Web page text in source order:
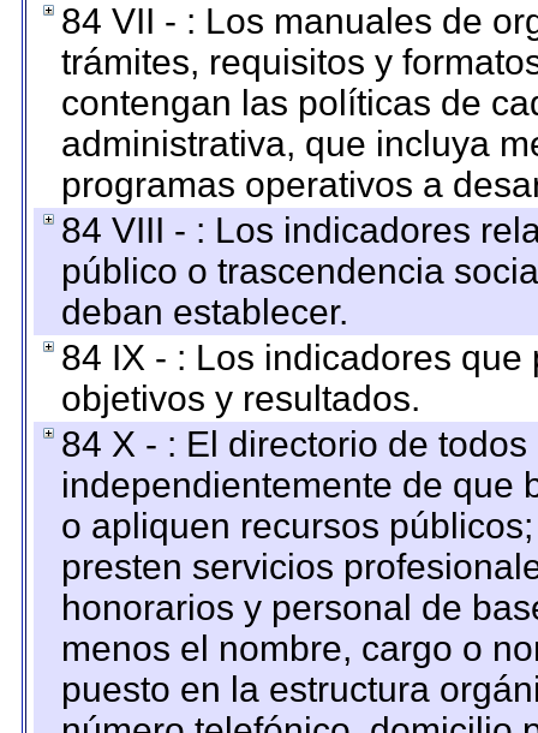
84 VII - : Los manuales de
trámites, requisitos y
contengan las políticas de
administrativa, que incluya
programas operativos a
84 VIII - : Los indicadores
público o trascendencia
deban establecer.
84 IX - : Los indicadores
objetivos y resultados.
84 X - : El directorio de
independientemente de que
o apliquen recursos
presten servicios
honorarios y personal de
menos el nombre, cargo o
puesto en la estructura